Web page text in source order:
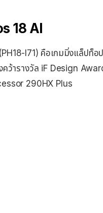
18 AI
I71) คือเกมมิ่งแล็ปท็อ
ว้ารางวัล iF Design
290HX Plus